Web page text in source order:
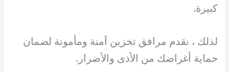
كبيرة.
لذلك ، نقدم مرافق تخزين آمنة ومأمونة لضمان
حماية أغراضك من الأذى والأضرار.